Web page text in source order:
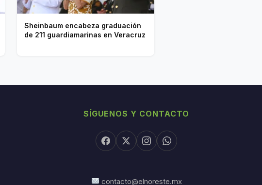
Sheinbaum encabeza graduación
de 211 guardiamarinas en Veracruz
SÍGUENOS Y CONTACTO
contacto@elnoreste.mx